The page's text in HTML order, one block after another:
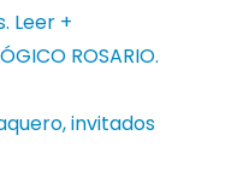
Leer +
ROSARIO.
invitados